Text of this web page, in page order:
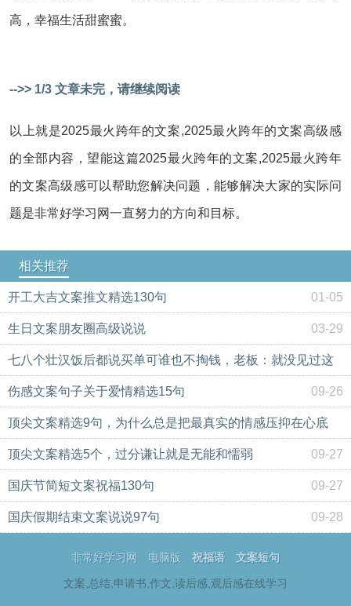
高，幸福生活甜蜜蜜。
-->> 1/3 文章未完，请继续阅读
以上就是2025最火跨年的文案,2025最火跨年的文案高级感
的全部内容，望能这篇2025最火跨年的文案,2025最火跨年
的文案高级感可以帮助您解决问题，能够解决大家的实际问
题是非常好学习网一直努力的方向和目标。
相关推荐
开工大吉文案推文精选130句 01-05
生日文案朋友圈高级说说 03-29
七八个壮汉饭后都说买单可谁也不掏钱，老板：就没见过这
样的人 09-12
伤感文案句子关于爱情精选15句 09-26
顶尖文案精选9句，为什么总是把最真实的情感压抑在心底
09-27
顶尖文案精选5个，过分谦让就是无能和懦弱 09-27
国庆节简短文案祝福130句 09-27
国庆假期结束文案说说97句 09-28
非常好学习网 电脑版 祝福语 文案短句
文案,总结,申请书,作文,读后感,观后感在线学习